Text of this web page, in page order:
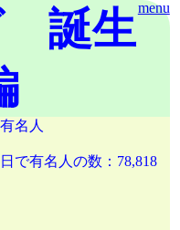
menu
誕生
名人
で有名人の数：78,818